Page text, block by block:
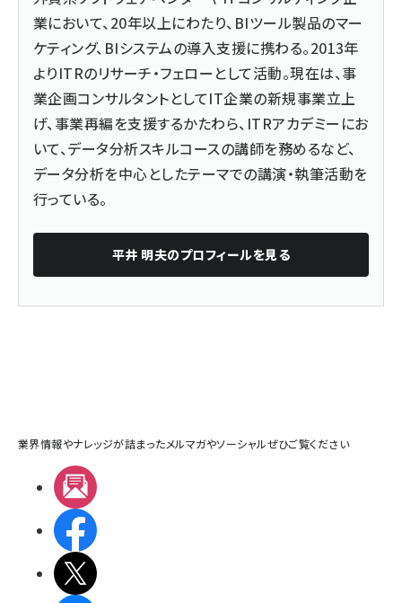
業において、20年以上にわたり、BIツール製品のマー
ケティング、BIシステムの導入支援に携わる。2013年
よりITRのリサーチ・フェローとして活動。現在は、事
業企画コンサルタントとしてIT企業の新規事業立上
げ、事業再編を支援するかたわら、ITRアカデミーにお
いて、データ分析スキルコースの講師を務めるなど、
データ分析を中心としたテーマでの講演・執筆活動を
行っている。
平井 明夫のプロフィールを見る
業界情報やナレッジが詰まったメルマガやソーシャルぜひご覧ください